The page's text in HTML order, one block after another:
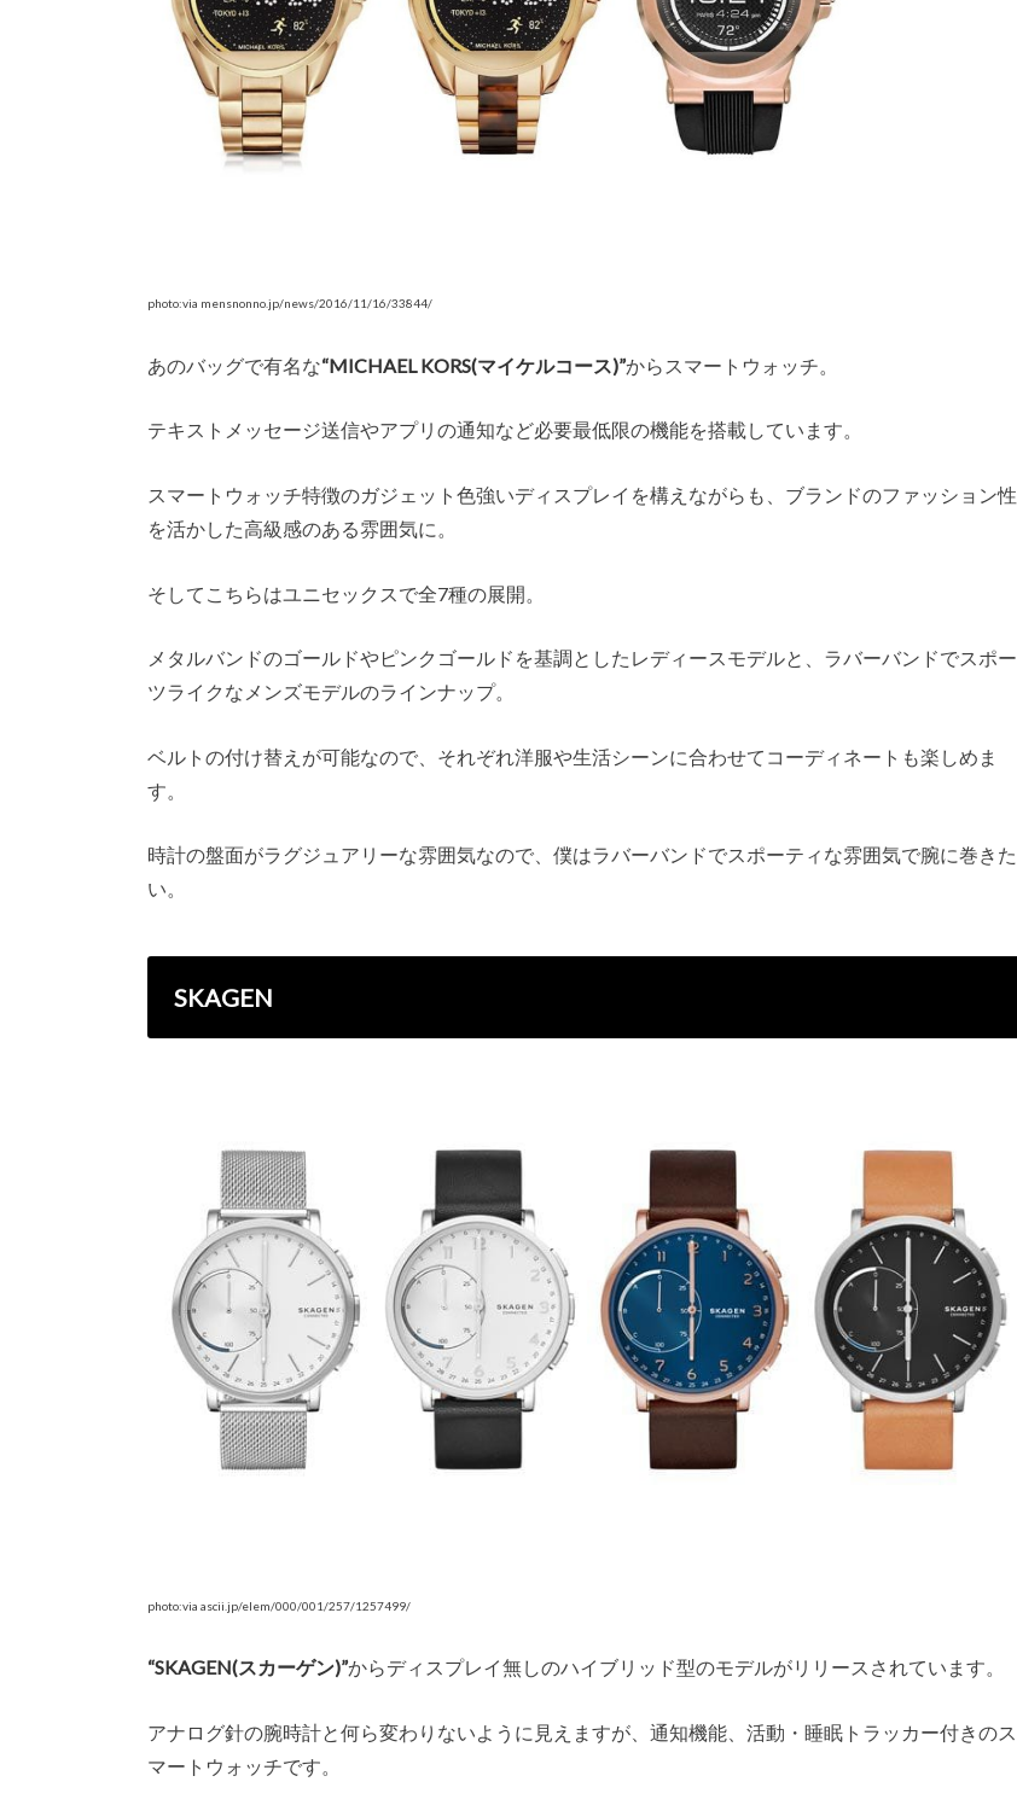
photo:via mensnonno.jp/news/2016/11/16/33844/
あのバッグで有名な“MICHAEL KORS(マイケルコース)”からスマートウォッチ。
テキストメッセージ送信やアプリの通知など必要最低限の機能を搭載しています。
スマートウォッチ特徴のガジェット色強いディスプレイを構えながらも、ブランドのファッション性
を活かした高級感のある雰囲気に。
そしてこちらはユニセックスで全7種の展開。
メタルバンドのゴールドやピンクゴールドを基調としたレディースモデルと、ラバーバンドでスポー
ツライクなメンズモデルのラインナップ。
ベルトの付け替えが可能なので、それぞれ洋服や生活シーンに合わせてコーディネートも楽しめま
す。
時計の盤面がラグジュアリーな雰囲気なので、僕はラバーバンドでスポーティな雰囲気で腕に巻きた
い。
SKAGEN
photo:via ascii.jp/elem/000/001/257/1257499/
“SKAGEN(スカーゲン)”からディスプレイ無しのハイブリッド型のモデルがリリースされています。
アナログ針の腕時計と何ら変わりないように見えますが、通知機能、活動・睡眠トラッカー付きのス
マートウォッチです。